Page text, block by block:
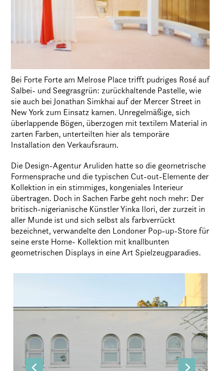
Bei Forte Forte am Melrose Place trifft pudriges Rosé auf
Salbei- und Seegrasgrün: zurückhaltende Pastelle, wie
sie auch bei Jonathan Simkhai auf der Mercer Street in
New York zum Einsatz kamen. Unregelmäßige, sich
überlappende Bögen, überzogen mit textilem Material in
zarten Farben, unterteilten hier als temporäre
Installation den Verkaufsraum.
Die Design-Agentur Aruliden hatte so die geometrische
Formensprache und die typischen Cut-out-Elemente der
Kollektion in ein stimmiges, kongeniales Interieur
übertragen. Doch in Sachen Farbe geht noch mehr: Der
britisch-nigerianische Künstler Yinka Ilori, der zurzeit in
aller Munde ist und sich selbst als farbverrückt
bezeichnet, verwandelte den Londoner Pop-up-Store für
seine erste Home- Kollektion mit knallbunten
geometrischen Displays in eine Art Spielzeugparadies.